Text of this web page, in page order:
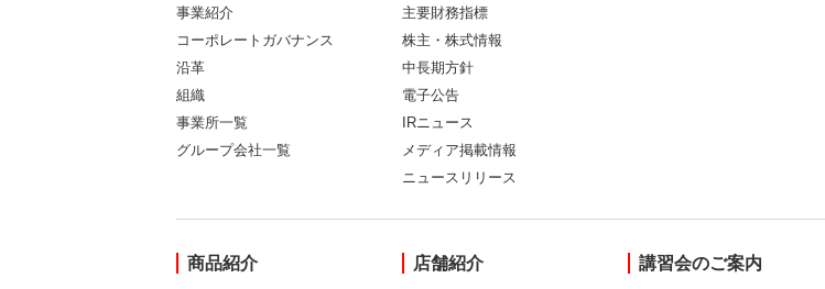
事業紹介
コーポレートガバナンス
沿革
組織
事業所一覧
グループ会社一覧
主要財務指標
株主・株式情報
中長期方針
電子公告
IRニュース
メディア掲載情報
ニュースリリース
商品紹介 店舗紹介 講習会のご案内